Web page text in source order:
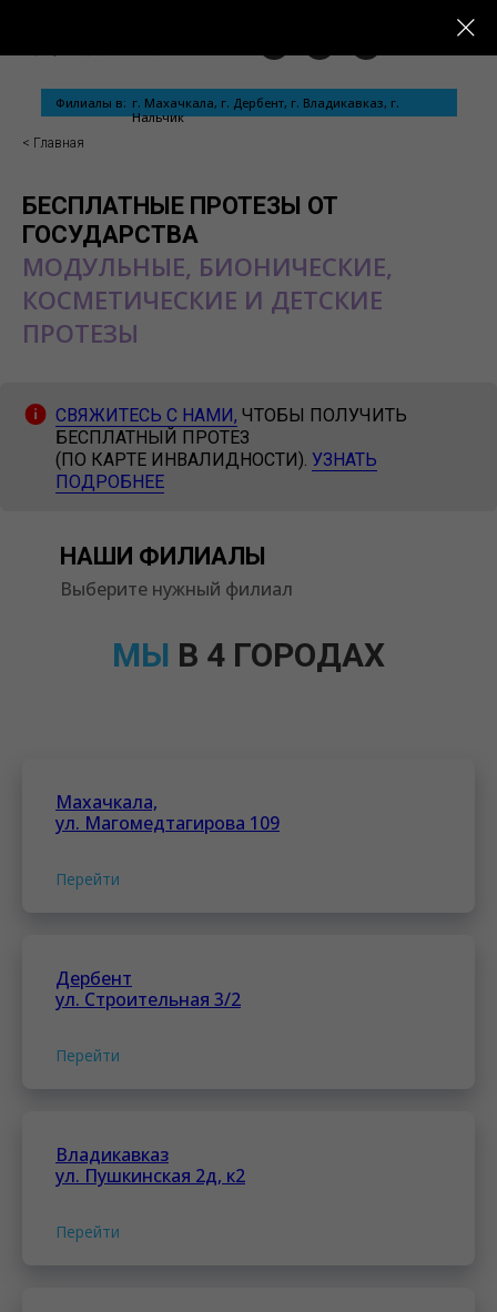
Филиалы в: г. Махачкала, г. Дербент, г. Владикавказ, г.
Нальчик
< Главная
БЕСПЛАТНЫЕ ПРОТЕЗЫ ОТ
ГОСУДАРСТВА
МОДУЛЬНЫЕ, БИОНИЧЕСКИЕ,
КОСМЕТИЧЕСКИЕ И ДЕТСКИЕ
ПРОТЕЗЫ
СВЯЖИТЕСЬ С НАМИ, ЧТОБЫ ПОЛУЧИТЬ
БЕСПЛАТНЫЙ ПРОТЕЗ
(ПО КАРТЕ ИНВАЛИДНОСТИ). УЗНАТЬ
ПОДРОБНЕЕ
Выберите нужный филиал
НАШИ ФИЛИАЛЫ
МЫ В 4 ГОРОДАХ
Махачкала,
ул. Магомедтагирова 109
Перейти
Дербент
ул. Строительная 3/2
Перейти
Владикавказ
ул. Пушкинская 2д, к2
Перейти